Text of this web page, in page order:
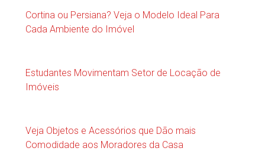
Cortina ou Persiana? Veja o Modelo Ideal Para
Cada Ambiente do Imóvel
Estudantes Movimentam Setor de Locação de
Imóveis
Veja Objetos e Acessórios que Dão mais
Comodidade aos Moradores da Casa